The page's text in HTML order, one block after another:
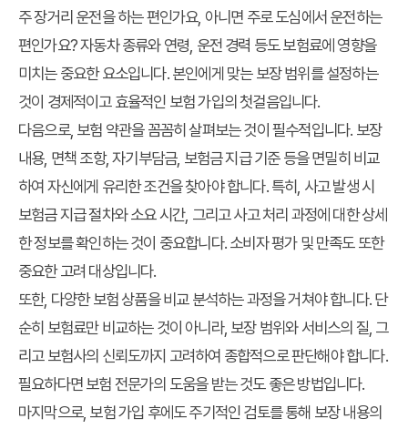
주 장거리 운전을 하는 편인가요, 아니면 주로 도심에서 운전하는
편인가요? 자동차 종류와 연령, 운전 경력 등도 보험료에 영향을
미치는 중요한 요소입니다. 본인에게 맞는 보장 범위를 설정하는
것이 경제적이고 효율적인 보험 가입의 첫걸음입니다.
다음으로, 보험 약관을 꼼꼼히 살펴보는 것이 필수적입니다. 보장
내용, 면책 조항, 자기부담금, 보험금 지급 기준 등을 면밀히 비교
하여 자신에게 유리한 조건을 찾아야 합니다. 특히, 사고 발생 시
보험금 지급 절차와 소요 시간, 그리고 사고 처리 과정에 대한 상세
한 정보를 확인하는 것이 중요합니다. 소비자 평가 및 만족도 또한
중요한 고려 대상입니다.
또한, 다양한 보험 상품을 비교 분석하는 과정을 거쳐야 합니다. 단
순히 보험료만 비교하는 것이 아니라, 보장 범위와 서비스의 질, 그
리고 보험사의 신뢰도까지 고려하여 종합적으로 판단해야 합니다.
필요하다면 보험 전문가의 도움을 받는 것도 좋은 방법입니다.
마지막으로, 보험 가입 후에도 주기적인 검토를 통해 보장 내용의